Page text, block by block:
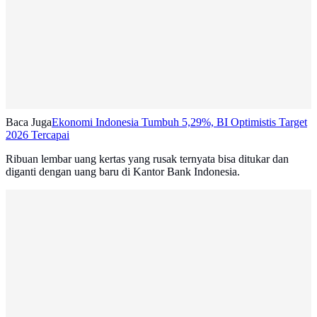
Baca JugaEkonomi Indonesia Tumbuh 5,29%, BI Optimistis Target
2026 Tercapai
Ribuan lembar uang kertas yang rusak ternyata bisa ditukar dan
diganti dengan uang baru di Kantor Bank Indonesia.